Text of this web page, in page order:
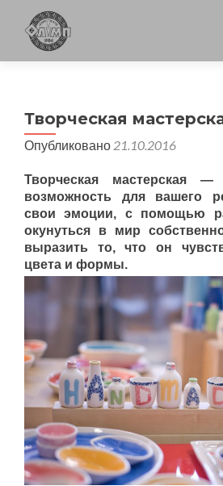
Творческая
Опубликовано 21.10.2016
Творческая мастерская —
возможность для вашего
свои эмоции, с помощью
окунуться в мир
выразить то, что он
цвета и формы.